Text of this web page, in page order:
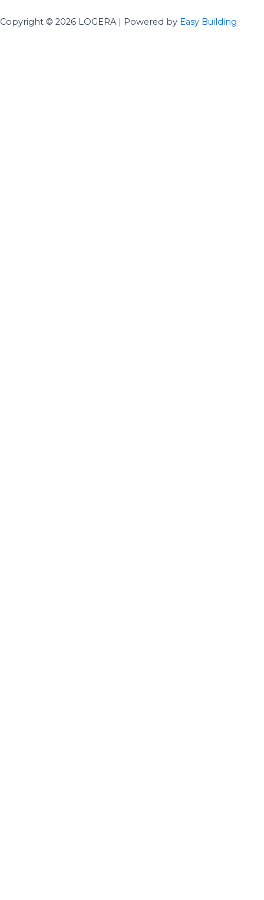
Copyright © 2026 LOGERA | Powered by Easy Building